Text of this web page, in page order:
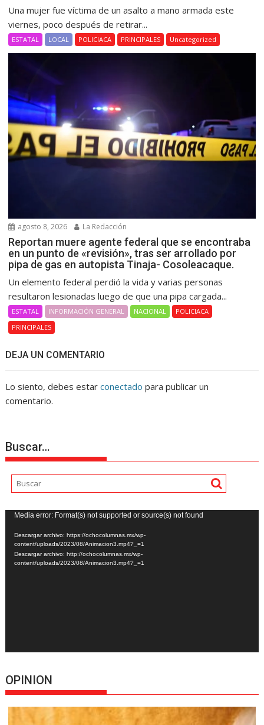
Una mujer fue víctima de un asalto a mano armada este
viernes, poco después de retirar...
ESTATAL LOCAL POLICIACA PRINCIPALES Uncategorized
agosto 8, 2026 La Redacción
Reportan muere agente federal que se encontraba
en un punto de «revisión», tras ser arrollado por
pipa de gas en autopista Tinaja- Cosoleacaque.
Un elemento federal perdió la vida y varias personas
resultaron lesionadas luego de que una pipa cargada...
ESTATAL INFORMACIÓN GENERAL NACIONAL
POLICIACA
PRINCIPALES
DEJA UN COMENTARIO
Lo siento, debes estarconectado para publicar un
comentario.
Buscar…
Reproductor
de
vídeo
Media error: Format(s) not supported or source(s) not found
Descargar archivo: https://ochocolumnas.mx/wp-
content/uploads/2023/08/Animacion3.mp4?_=1
Descargar archivo: http://ochocolumnas.mx/wp-
content/uploads/2023/08/Animacion3.mp4?_=1
OPINION